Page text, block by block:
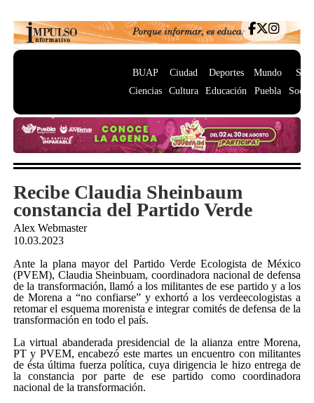
BUAP
Ciencias
Ciudad
Cultura
Deportes
Educación
Mundo
Puebla
Recibe Claudia Sheinbaum
constancia del Partido Verde
Alex Webmaster
10.03.2023
Ante la plana mayor del Partido Verde Ecologista de México
(PVEM), Claudia Sheinbuam, coordinadora nacional de defensa
de la transformación, llamó a los militantes de ese partido y a los
de Morena a “no confiarse” y exhortó a los verdeecologistas a
retomar el esquema morenista e integrar comités de defensa de la
transformación en todo el país.
La virtual abanderada presidencial de la alianza entre Morena,
PT y PVEM, encabezó este martes un encuentro con militantes
de ésta última fuerza política, cuya dirigencia le hizo entrega de
la constancia por parte de ese partido como coordinadora
nacional de la transformación.